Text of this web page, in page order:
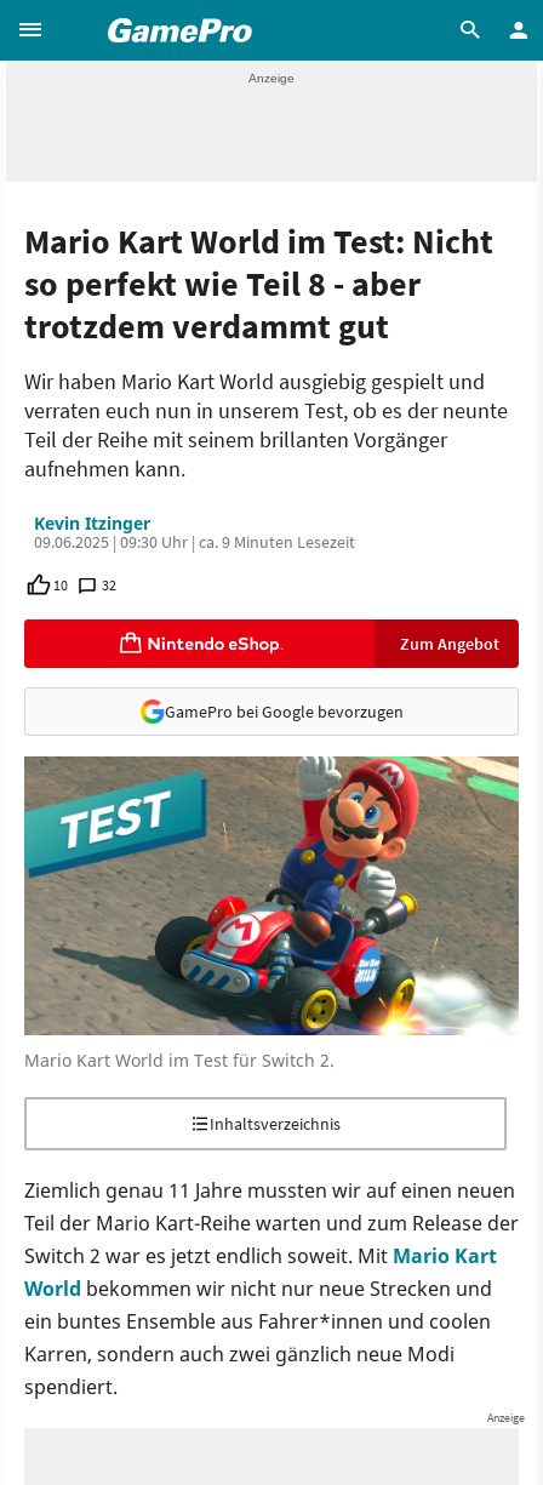
Mario Kart World im Test: Nicht
so perfekt wie Teil 8 - aber
trotzdem verdammt gut
Wir haben Mario Kart World ausgiebig gespielt und
verraten euch nun in unserem Test, ob es der neunte
Teil der Reihe mit seinem brillanten Vorgänger
aufnehmen kann.
Kevin Itzinger
09.06.2025 | 09:30 Uhr | ca. 9 Minuten Lesezeit
10 32
Zum Angebot
GamePro bei Google bevorzugen
Mario Kart World im Test für Switch 2.
Inhaltsverzeichnis
Ziemlich genau 11 Jahre mussten wir auf einen neuen
Teil der Mario Kart-Reihe warten und zum Release der
Switch 2 war es jetzt endlich soweit. Mit Mario Kart
World bekommen wir nicht nur neue Strecken und
ein buntes Ensemble aus Fahrer*innen und coolen
Karren, sondern auch zwei gänzlich neue Modi
spendiert.